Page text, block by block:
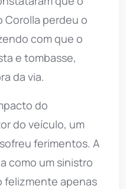
Corolla perdeu o
com que o
e tombasse,
da via.
do
do veículo, um
ferimentos. A
como um sinistro
felizmente apenas